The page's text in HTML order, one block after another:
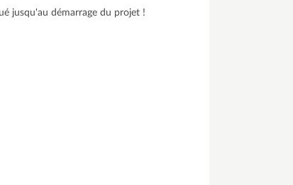
jusqu'au démarrage du projet !